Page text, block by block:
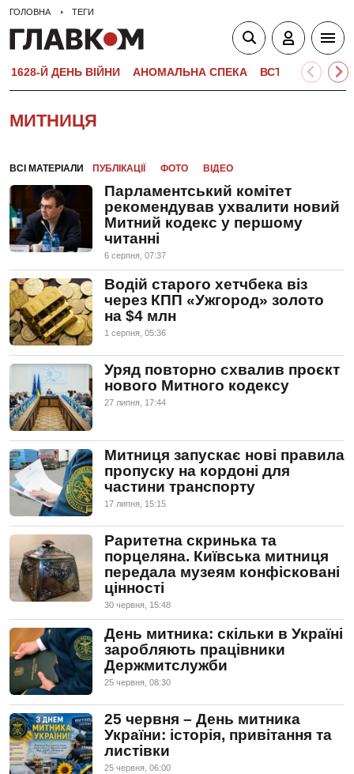
ГОЛОВНА ТЕГИ
1628-Й ДЕНЬ ВІЙНИ АНОМАЛЬНА СПЕКА ВСТУПНА
МИТНИЦЯ
ВСІ МАТЕРІАЛИ ПУБЛІКАЦІЇ ФОТО ВІДЕО
Парламентський комітет
рекомендував ухвалити новий
Митний кодекс у першому
читанні
6 серпня, 07:37
Водій старого хетчбека віз
через КПП «Ужгород» золото
на $4 млн
1 серпня, 05:36
Уряд повторно схвалив проєкт
нового Митного кодексу
27 липня, 17:44
Митниця запускає нові правила
пропуску на кордоні для
частини транспорту
17 липня, 15:15
Раритетна скринька та
порцеляна. Київська митниця
передала музеям конфісковані
цінності
30 червня, 15:48
День митника: скільки в Україні
заробляють працівники
Держмитслужби
25 червня, 08:30
25 червня – День митника
України: історія, привітання та
листівки
25 червня, 06:00